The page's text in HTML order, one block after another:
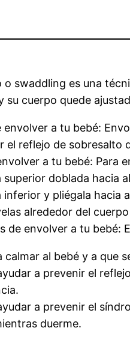
o swaddling es una
su cuerpo quede
envolver a tu bebé:
el reflejo de sobresalto
a tu bebé: Para
superior doblada hacia
inferior y pliégala hacia
alrededor del
de envolver a tu bebé:
calmar al bebé y a que
a prevenir el
a prevenir el
duerme.